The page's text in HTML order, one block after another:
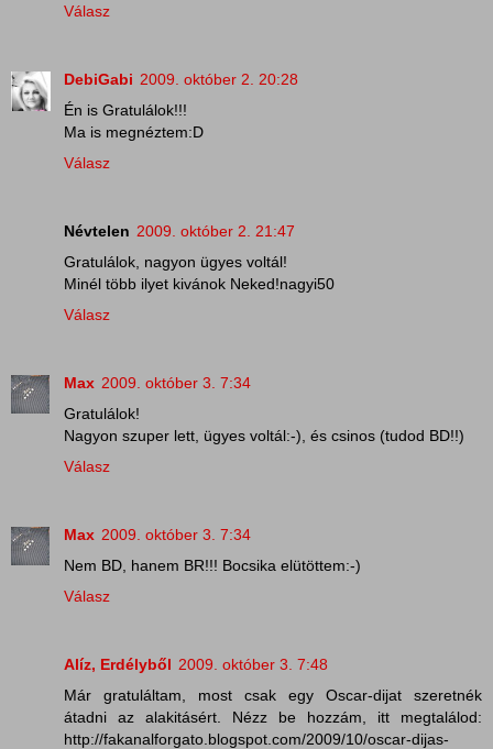
Válasz
DebiGabi 2009. október 2. 20:28
Én is Gratulálok!!!
Ma is megnéztem:D
Válasz
Névtelen 2009. október 2. 21:47
Gratulálok, nagyon ügyes voltál!
Minél több ilyet kivánok Neked!nagyi50
Válasz
Max 2009. október 3. 7:34
Gratulálok!
Nagyon szuper lett, ügyes voltál:-), és csinos (tudod BD!!)
Válasz
Max 2009. október 3. 7:34
Nem BD, hanem BR!!! Bocsika elütöttem:-)
Válasz
Alíz, Erdélyből 2009. október 3. 7:48
Már gratuláltam, most csak egy Oscar-dijat szeretnék
átadni az alakitásért. Nézz be hozzám, itt megtalálod:
http://fakanalforgato.blogspot.com/2009/10/oscar-dijas-